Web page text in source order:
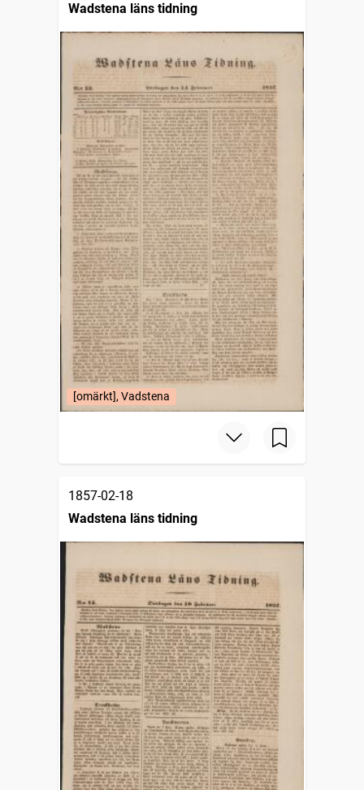
Wadstena läns tidning
[omärkt], Vadstena
1857-02-18
Wadstena läns tidning